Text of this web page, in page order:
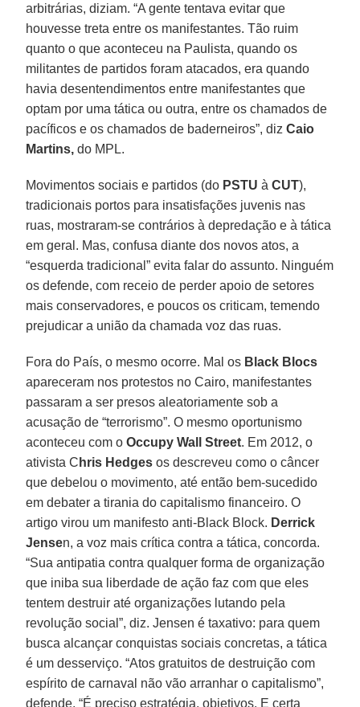
arbitrárias, diziam. “A gente tentava evitar que
houvesse treta entre os manifestantes. Tão ruim
quanto o que aconteceu na Paulista, quando os
militantes de partidos foram atacados, era quando
havia desentendimentos entre manifestantes que
optam por uma tática ou outra, entre os chamados de
pacíficos e os chamados de baderneiros”, dizCaio
Martins, do MPL.
Movimentos sociais e partidos (do PSTU àCUT),
tradicionais portos para insatisfações juvenis nas
ruas, mostraram-se contrários à depredação e à tática
em geral. Mas, confusa diante dos novos atos, a
“esquerda tradicional” evita falar do assunto. Ninguém
os defende, com receio de perder apoio de setores
mais conservadores, e poucos os criticam, temendo
prejudicar a união da chamada voz das ruas.
Fora do País, o mesmo ocorre. Mal os Black Blocs
apareceram nos protestos no Cairo, manifestantes
passaram a ser presos aleatoriamente sob a
acusação de “terrorismo”. O mesmo oportunismo
aconteceu com o Occupy Wall Street. Em 2012, o
ativista C hris Hedges os descreveu como o câncer
que debelou o movimento, até então bem-sucedido
em debater a tirania do capitalismo financeiro. O
artigo virou um manifesto anti-Black Block. Derrick
Jensen, a voz mais crítica contra a tática, concorda.
“Sua antipatia contra qualquer forma de organização
que iniba sua liberdade de ação faz com que eles
tentem destruir até organizações lutando pela
revolução social”, diz. Jensen é taxativo: para quem
busca alcançar conquistas sociais concretas, a tática
é um desserviço. “Atos gratuitos de destruição com
espírito de carnaval não vão arranhar o capitalismo”,
defende. “É preciso estratégia, objetivos. E certa